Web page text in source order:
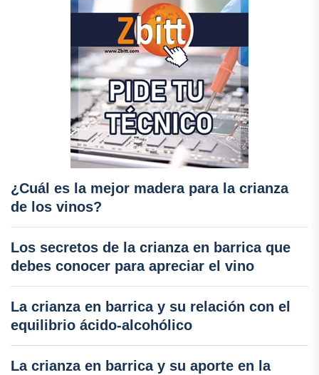
¿Cuál es la mejor madera para la crianza
de los vinos?
Los secretos de la crianza en barrica que
debes conocer para apreciar el vino
La crianza en barrica y su relación con el
equilibrio ácido-alcohólico
La crianza en barrica y su aporte en la